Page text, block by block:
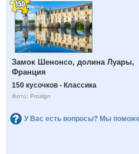
Замок Шенонсо, долина Луары,
Франция
150 кусочков - Классика
Фото: Proslgn
У Вас есть вопросы? Мы